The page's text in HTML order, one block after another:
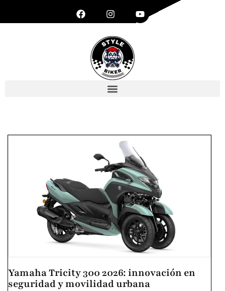
Yamaha Tricity 300 2026: innovación en
seguridad y movilidad urbana